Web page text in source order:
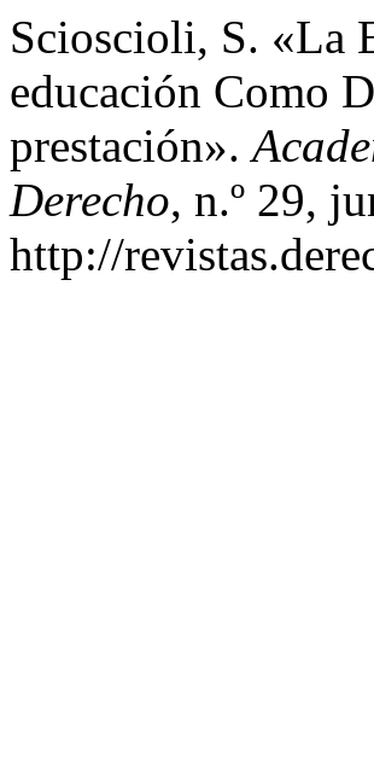
Scioscioli, S. «La
educación Como
prestación».
Derecho, n.º 29,
http://